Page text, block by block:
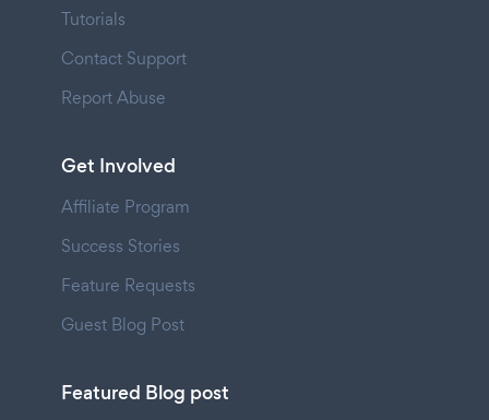
Tutorials
Contact Support
Report Abuse
Get Involved
Affiliate Program
Success Stories
Feature Requests
Guest Blog Post
Featured Blog post